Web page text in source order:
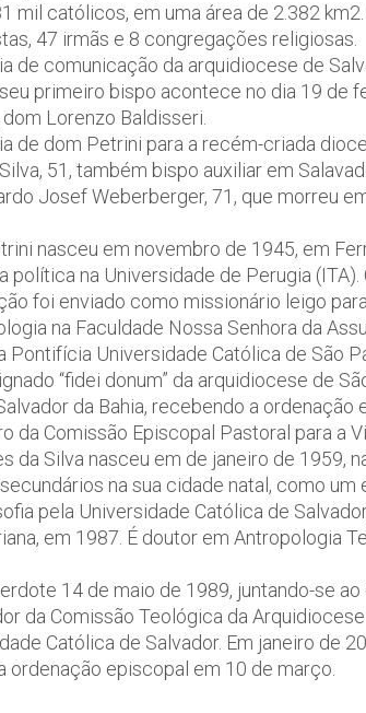
mil católicos, em uma área de 2.382
47 irmãs e 8 congregações religiosas.
de comunicação da arquidiocese de
primeiro bispo acontece no dia 19 de
Lorenzo Baldisseri.
de dom Petrini para a recém-criada
51, também bispo auxiliar em
Josef Weberberger, 71, que morreu
nasceu em novembro de 1945, em
política na Universidade de Perugia
foi enviado como missionário leigo
na Faculdade Nossa Senhora da
Pontifícia Universidade Católica de São
“fidei donum” da arquidiocese de
da Bahia, recebendo a
da Comissão Episcopal Pastoral para a
da Silva nasceu em de janeiro de 1959,
na sua cidade natal, como
pela Universidade Católica de
em 1987. É doutor em Antropologia
14 de maio de 1989, juntando-se
da Comissão Teológica da
Católica de Salvador. Em janeiro de
ordenação episcopal em 10 de março.